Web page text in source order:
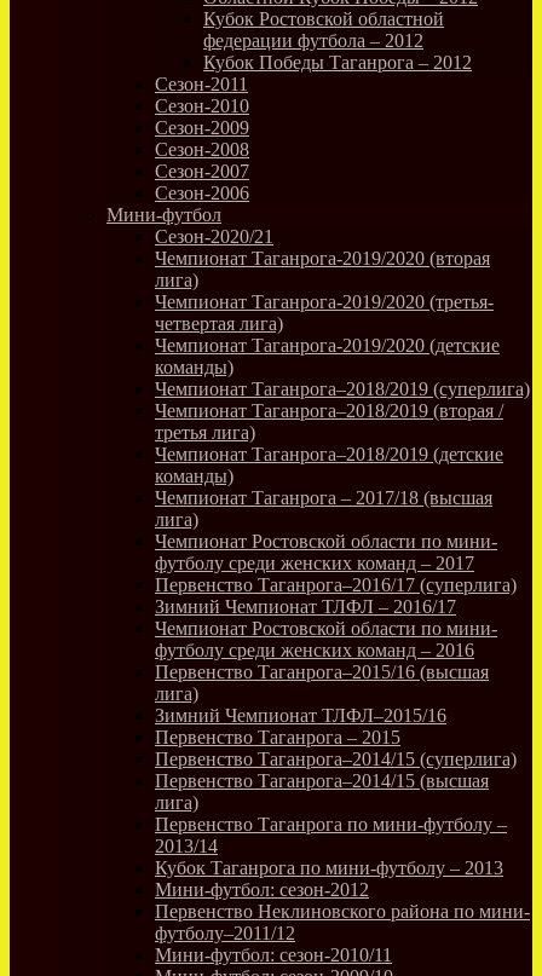
Кубок Ростовской областной
федерации футбола – 2012
Кубок Победы Таганрога – 2012
Сезон-2011
Сезон-2010
Сезон-2009
Сезон-2008
Сезон-2007
Сезон-2006
Мини-футбол
Сезон-2020/21
Чемпионат Таганрога-2019/2020 (вторая
лига)
Чемпионат Таганрога-2019/2020 (третья-
четвертая лига)
Чемпионат Таганрога-2019/2020 (детские
команды)
Чемпионат Таганрога–2018/2019 (суперлига)
Чемпионат Таганрога–2018/2019 (вторая /
третья лига)
Чемпионат Таганрога–2018/2019 (детские
команды)
Чемпионат Таганрога – 2017/18 (высшая
лига)
Чемпионат Ростовской области по мини-
футболу среди женских команд – 2017
Первенство Таганрога–2016/17 (суперлига)
Зимний Чемпионат ТЛФЛ – 2016/17
Чемпионат Ростовской области по мини-
футболу среди женских команд – 2016
Первенство Таганрога–2015/16 (высшая
лига)
Зимний Чемпионат ТЛФЛ–2015/16
Первенство Таганрога – 2015
Первенство Таганрога–2014/15 (суперлига)
Первенство Таганрога–2014/15 (высшая
лига)
Первенство Таганрога по мини-футболу –
2013/14
Кубок Таганрога по мини-футболу – 2013
Мини-футбол: сезон-2012
Первенство Неклиновского района по мини-
футболу–2011/12
Мини-футбол: сезон-2010/11